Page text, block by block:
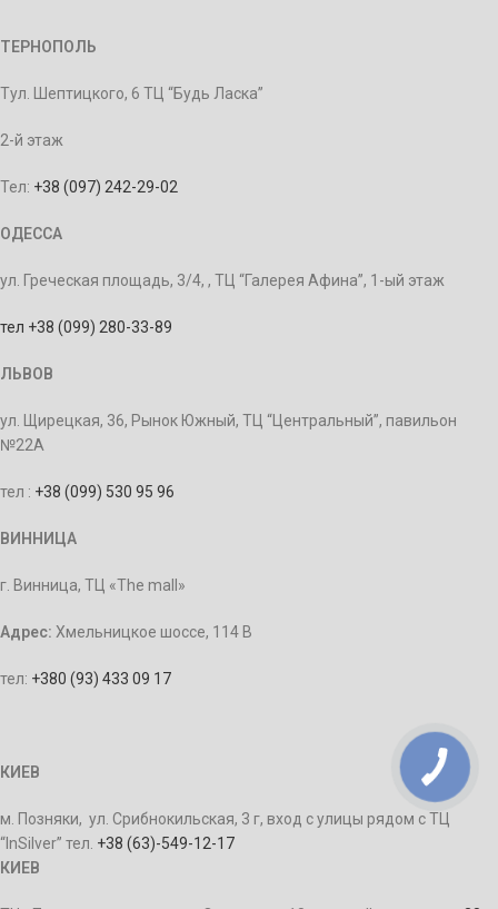
ТЕРНОПОЛЬ
Тул. Шептицкого, 6 ТЦ “Будь Ласка”
2-й этаж
Тел: +38 (097) 242-29-02
ОДЕССА
ул. Греческая площадь, 3/4, , ТЦ “Галерея Афина”, 1-ый этаж
тел +38 (099) 280-33-89
ЛЬВОВ
ул. Щирецкая, 36, Рынок Южный, ТЦ “Центральный”, павильон
№22А
тел : +38 (099) 530 95 96
ВИННИЦА
г. Винница, ТЦ «The mall»
Адрес: Хмельницкое шоссе, 114 В
тел: +380 (93) 433 09 17
КИЕВ
м. Позняки, ул. Срибнокильская, 3 г, вход с улицы рядом с ТЦ
“InSilver” тел. +38 (63)-549-12-17
КИЕВ